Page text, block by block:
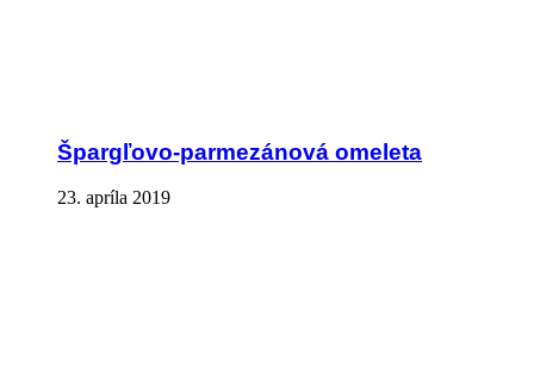
Špargľovo-parmezánová omeleta
23. apríla 2019